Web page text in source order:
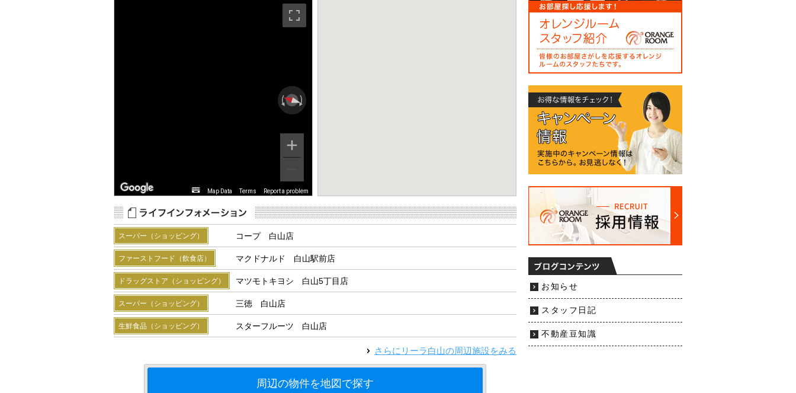
Map Data Terms Report a problem
スーパー（ショッピング） コープ 白山店
ファーストフード（飲食店） マクドナルド 白山駅前店
ドラッグストア（ショッピング） マツモトキヨシ 白山5丁目店
スーパー（ショッピング） 三徳 白山店
生鮮食品（ショッピング） スターフルーツ 白山店
さらに リーラ白山の周辺施設をみる
周辺の物件を地図で探す
お知らせ
スタッフ日記
不動産豆知識